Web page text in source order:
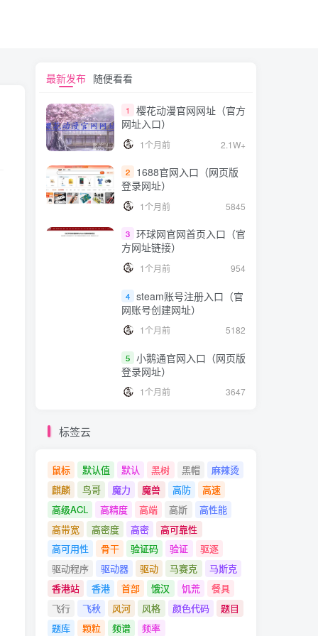
最新发布 随便看看
1
樱花动漫官网网址（官方
网址入口）
1个月前 2.1W+
2
1688官网入口（网页版
登录网址）
1个月前 5845
3 环球网官网首页入口（官
方网址链接）
1个月前 954
4 steam账号注册入口（官
网账号创建网址）
1个月前 5182
5 小鹅通官网入口（网页版
登录网址）
1个月前 3647
标签云
鼠标 默认值 默认 黑树 黑帽
麻辣烫
麒麟
鸟哥 魔力 魔兽 高防
高速
高级ACL
高精度 高端 高斯
高性能
高带宽
高密度 高密
高可靠性
高可用性
骨干 验证码 验证
驱逐
驱动程序
驱动器 驱动 马赛克
马斯克
香港站
香港 首部 饿汉 饥荒
餐具
飞行
飞秋 风河 风格 颜色代码
题目
题库
颗粒 频谱 频率